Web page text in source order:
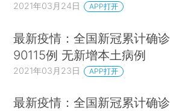
2021年03月24日 APP打开
最新疫情：全国新冠累计确诊
90115例 无新增本土病例
2021年03月23日 APP打开
最新疫情：全国新冠累计确诊